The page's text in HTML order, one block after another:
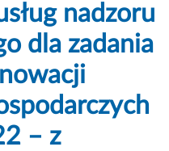
nadzoru
dla zadania
– z